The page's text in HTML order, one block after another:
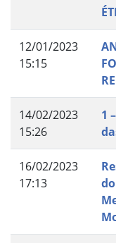
12/01/2023
15:15
14/02/2023
15:26
1
16/02/2023
17:13